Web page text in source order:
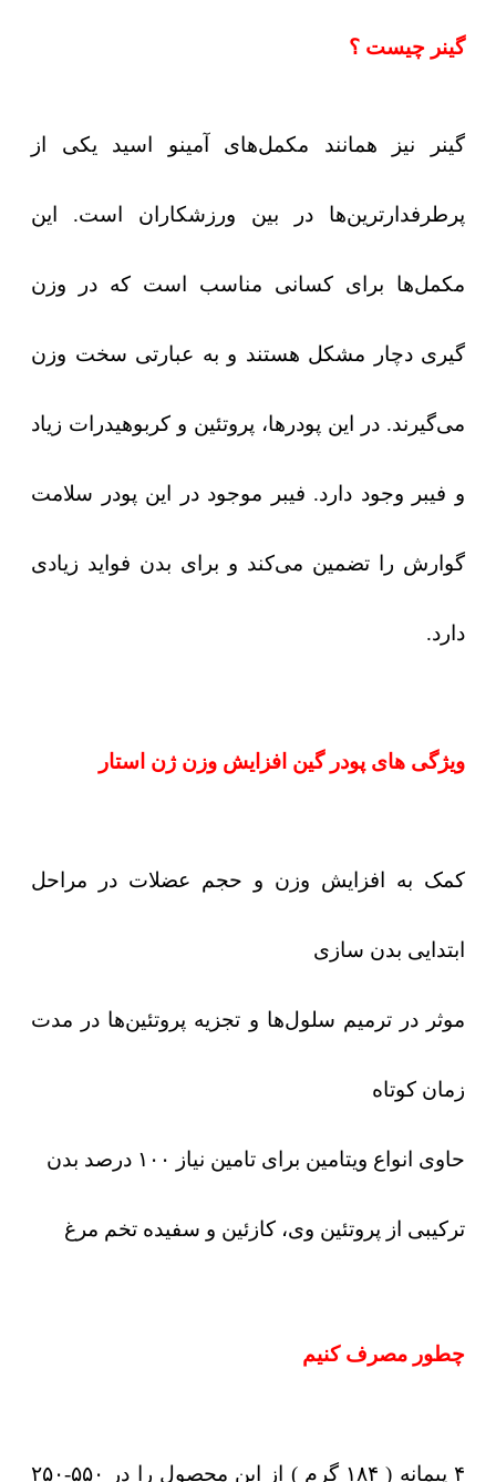
گینر چیست ؟
گینر نیز همانند مکمل‌های آمینو اسید یکی از
پرطرفدارترین‌ها در بین ورزشکاران است. این
مکمل‌ها برای کسانی مناسب است که در وزن
گیری دچار مشکل هستند و به عبارتی سخت وزن
می‌گیرند. در این پودرها، پروتئین و کربوهیدرات زیاد
و فیبر وجود دارد. فیبر موجود در این پودر سلامت
گوارش را تضمین می‌کند و برای بدن فواید زیادی
دارد.
ویژگی های پودر گین افزایش وزن ژن استار
کمک به افزایش وزن و حجم عضلات در مراحل
ابتدایی بدن سازی
موثر در ترمیم سلول‌ها و تجزیه پروتئین‌ها در مدت
زمان کوتاه
حاوی انواع ویتامین برای تامین نیاز ۱۰۰ درصد بدن
ترکیبی از پروتئین وی، کازئین و سفیده تخم مرغ
چطور مصرف کنیم
۴ پیمانه ( ۱۸۴ گرم ) از این محصول را در ۵۵۰-۲۵۰